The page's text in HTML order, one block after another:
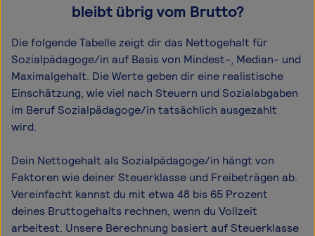
bleibt übrig vom Brutto?
Die folgende Tabelle zeigt dir das Netto­gehalt für
Sozialpädagoge/in auf Basis von Mindest-, Median- und
Maximal­gehalt. Die Werte geben dir eine realistische
Einschätzung, wie viel nach Steuern und Sozialabgaben
im Beruf Sozialpädagoge/in tatsächlich ausgezahlt
wird.
Dein Nettogehalt als Sozialpädagoge/in hängt von
Faktoren wie deiner Steuerklasse und Freibeträgen ab.
Vereinfacht kannst du mit etwa 48 bis 65 Prozent
deines Bruttogehalts rechnen, wenn du Vollzeit
arbeitest. Unsere Berechnung basiert auf Steuerklasse